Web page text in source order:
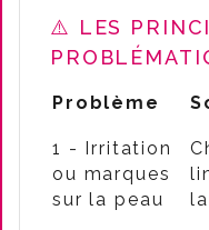
⚠️ LES
Problème
1 - Irritation
ou marques
sur la peau